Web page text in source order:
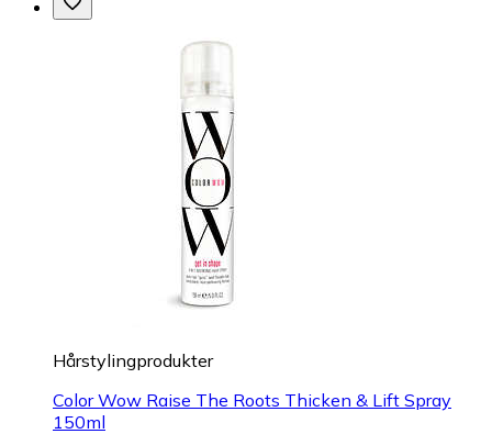
Hårstylingprodukter
Color Wow Raise The Roots Thicken & Lift Spray
150ml